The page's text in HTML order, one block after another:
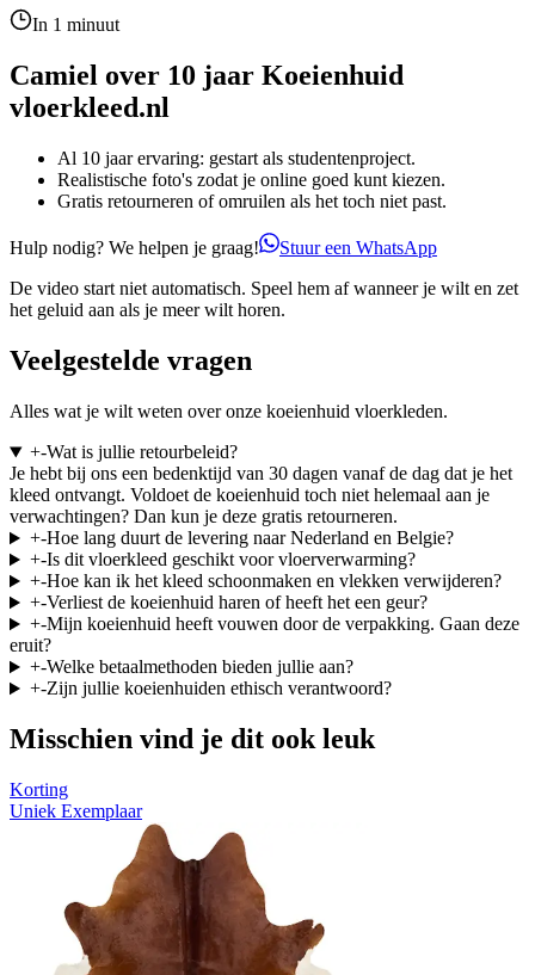
In 1 minuut
Camiel over 10 jaar Koeienhuid
vloerkleed.nl
Al 10 jaar ervaring: gestart als studentenproject.
Realistische foto's zodat je online goed kunt kiezen.
Gratis retourneren of omruilen als het toch niet past.
Hulp nodig? We helpen je graag!
Stuur een WhatsApp
De video start niet automatisch. Speel hem af wanneer je wilt en zet
het geluid aan als je meer wilt horen.
Veelgestelde vragen
Alles wat je wilt weten over onze koeienhuid vloerkleden.
+-Wat is jullie retourbeleid?
Je hebt bij ons een bedenktijd van 30 dagen vanaf de dag dat je het
kleed ontvangt. Voldoet de koeienhuid toch niet helemaal aan je
verwachtingen? Dan kun je deze gratis retourneren.
+-Hoe lang duurt de levering naar Nederland en Belgie?
+-Is dit vloerkleed geschikt voor vloerverwarming?
+-Hoe kan ik het kleed schoonmaken en vlekken verwijderen?
+-Verliest de koeienhuid haren of heeft het een geur?
+-Mijn koeienhuid heeft vouwen door de verpakking. Gaan deze
eruit?
+-Welke betaalmethoden bieden jullie aan?
+-Zijn jullie koeienhuiden ethisch verantwoord?
Misschien vind je dit ook leuk
Korting
Uniek Exemplaar